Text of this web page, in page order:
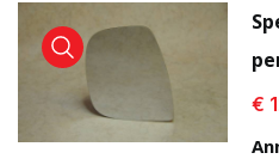
visualizza prodotto
€